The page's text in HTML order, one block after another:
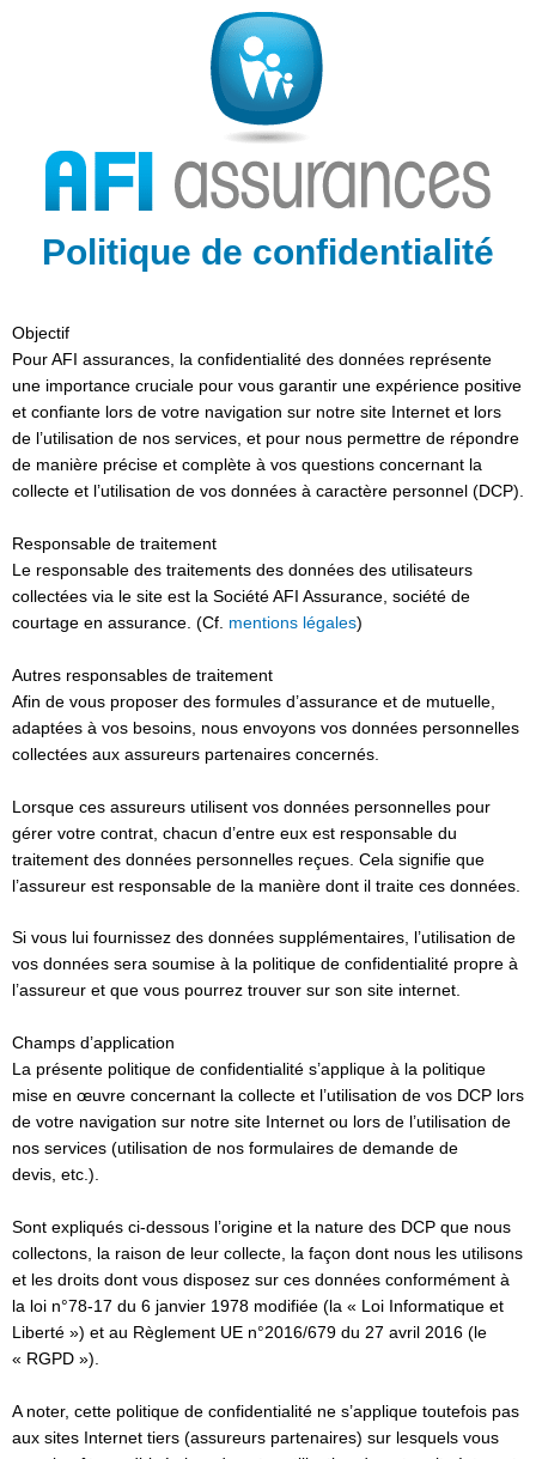
Politique de confidentialité
Objectif
Pour AFI assurances, la confidentialité des données représente
une importance cruciale pour vous garantir une expérience positive
et confiante lors de votre navigation sur notre site Internet et lors
de l’utilisation de nos services, et pour nous permettre de répondre
de manière précise et complète à vos questions concernant la
collecte et l’utilisation de vos données à caractère personnel (DCP).
Responsable de traitement
Le responsable des traitements des données des utilisateurs
collectées via le site est la Société AFI Assurance, société de
courtage en assurance. (Cf. mentions légales)
Autres responsables de traitement
Afin de vous proposer des formules d’assurance et de mutuelle,
adaptées à vos besoins, nous envoyons vos données personnelles
collectées aux assureurs partenaires concernés.
Lorsque ces assureurs utilisent vos données personnelles pour
gérer votre contrat, chacun d’entre eux est responsable du
traitement des données personnelles reçues. Cela signifie que
l’assureur est responsable de la manière dont il traite ces données.
Si vous lui fournissez des données supplémentaires, l’utilisation de
vos données sera soumise à la politique de confidentialité propre à
l’assureur et que vous pourrez trouver sur son site internet.
Champs d’application
La présente politique de confidentialité s’applique à la politique
mise en œuvre concernant la collecte et l’utilisation de vos DCP lors
de votre navigation sur notre site Internet ou lors de l’utilisation de
nos services (utilisation de nos formulaires de demande de
devis, etc.).
Sont expliqués ci-dessous l’origine et la nature des DCP que nous
collectons, la raison de leur collecte, la façon dont nous les utilisons
et les droits dont vous disposez sur ces données conformément à
la loi n°78-17 du 6 janvier 1978 modifiée (la « Loi Informatique et
Liberté ») et au Règlement UE n°2016/679 du 27 avril 2016 (le
« RGPD »).
A noter, cette politique de confidentialité ne s’applique toutefois pas
aux sites Internet tiers (assureurs partenaires) sur lesquels vous